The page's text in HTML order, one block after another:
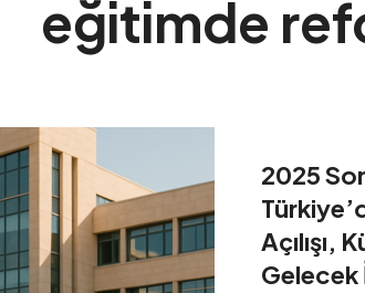
eğitimde
2025
Açılışı,
Gelecek